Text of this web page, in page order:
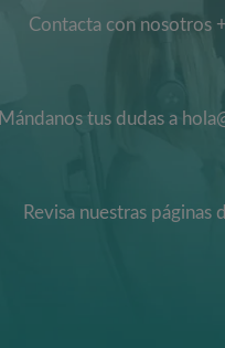
Contacta con nosotros
Mándanos tus dudas a
Revisa nuestras